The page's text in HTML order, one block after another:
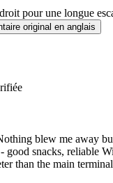
pour une longue
original en anglais
blew me away
good snacks, reliable
than the main